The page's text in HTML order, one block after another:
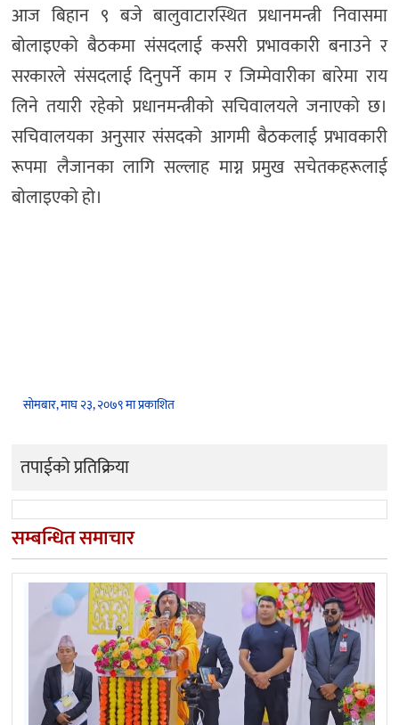
आज बिहान ९ बजे बालुवाटारस्थित प्रधानमन्त्री निवासमा
बोलाइएको बैठकमा संसदलाई कसरी प्रभावकारी बनाउने र
सरकारले संसदलाई दिनुपर्ने काम र जिम्मेवारीका बारेमा राय
लिने तयारी रहेकाे प्रधानमन्त्रीको सचिवालयले जनाएकाे छ।
सचिवालयका अनुसार संसदको आगमी बैठकलाई प्रभावकारी
रूपमा लैजानका लागि सल्लाह माग्न प्रमुख सचेतकहरूलाई
बोलाइएको हो।
सोमबार, माघ २३, २०७९ मा प्रकाशित
तपाईको प्रतिक्रिया
सम्बन्धित समाचार